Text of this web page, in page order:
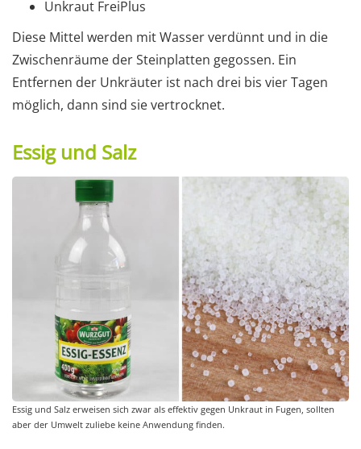
Unkraut FreiPlus
Diese Mittel werden mit Wasser verdünnt und in die
Zwischenräume der Steinplatten gegossen. Ein
Entfernen der Unkräuter ist nach drei bis vier Tagen
möglich, dann sind sie vertrocknet.
Essig und Salz
Essig und Salz erweisen sich zwar als effektiv gegen Unkraut in Fugen, sollten
aber der Umwelt zuliebe keine Anwendung finden.